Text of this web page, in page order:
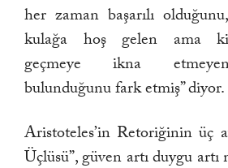
her zaman başarılı
kulağa hoş gelen ama
geçmeye ikna
bulunduğunu fark etmiş” diyor.
Aristoteles’in Retoriğinin üç
Üçlüsü”, güven artı duygu